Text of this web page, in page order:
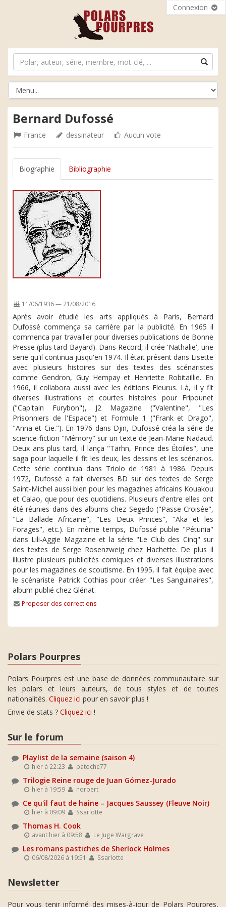
Connexion
Bernard Dufossé
France dessinateur Aucun vote
Biographie Bibliographie
11/06/1936 — 21/08/2016
Après avoir étudié les arts appliqués à Paris, Bernard
Dufossé commença sa carrière par la publicité. En 1965 il
commenca par travailler pour diverses publications de Bonne
Presse (plus tard Bayard). Dans Record, il crée 'Nathalie', une
serie qu'il continua jusqu'en 1974. Il était présent dans Lisette
avec plusieurs histoires sur des textes des scénaristes
comme Gendron, Guy Hempay et Henriette Robitaillie. En
1966, il collabora aussi avec les éditions Fleurus. Là, il y fit
diverses illustrations et courtes histoires pour Fripounet
("Cap'tain Furybon"), J2 Magazine ("Valentine", "Les
Prisonniers de l'Espace") et Formule 1 ("Frank et Drago",
"Anna et Cie."). En 1976 dans Djin, Dufossé créa la série de
science-fiction "Mémory" sur un texte de Jean-Marie Nadaud.
Deux ans plus tard, il lança "Tärhn, Prince des Étoiles", une
saga pour laquelle il fit les deux, les dessins et les scénarios.
Cette série continua dans Triolo de 1981 à 1986. Depuis
1972, Dufossé a fait diverses BD sur des textes de Serge
Saint-Michel aussi bien pour les magazines africains Kouakou
et Calao, que pour des quotidiens. Plusieurs d'entre elles ont
été réunies dans des albums chez Segedo ("Passe Croisée",
"La Ballade Africaine", "Les Deux Princes", "Aka et les
Forages", etc.). En même temps, Dufossé publie "Pétunia"
dans Lili-Aggie Magazine et la série "Le Club des Cinq" sur
des textes de Serge Rosenzweig chez Hachette. De plus il
illustre plusieurs publicités comiques et diverses illustrations
pour les magazines de scoutisme. En 1995, il fait équipe avec
le scénariste Patrick Cothias pour créer "Les Sanguinaires",
album publié chez Glénat.
Proposer des corrections
Polars Pourpres
Polars Pourpres est une base de données communautaire sur
les polars et leurs auteurs, de tous styles et de toutes
nationalités. Cliquez ici pour en savoir plus !
Envie de stats ? Cliquez ici !
Sur le forum
Playlist de la semaine (saison 4)
hier à 22:23 patoche77
Trilogie Reine rouge de Juan Gómez-Jurado
hier à 19:59 norbert
Ce qu'il faut de haine – Jacques Saussey (Fleuve Noir)
hier à 09:09 Ssarlotte
Thomas H. Cook
avant hier à 09:58 Le Juge Wargrave
Les romans pastiches de Sherlock Holmes
06/08/2026 à 19:51 Ssarlotte
Newsletter
Pour vous tenir informé des mises-à-jour de Polars Pourpres,